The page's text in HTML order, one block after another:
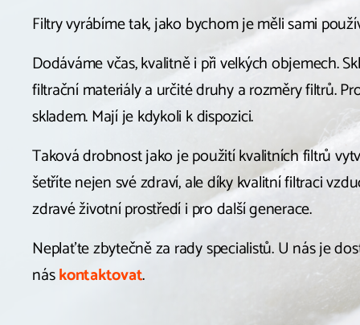
Filtry vyrábíme tak, jako bychom je měli sami
Dodáváme včas, kvalitně i při velkých objemech.
filtrační materiály a určité druhy a rozměry filtrů.
skladem. Mají je kdykoli k dispozici.
Taková drobnost jako je použití kvalitních filtrů
šetříte nejen své zdraví, ale díky kvalitní filtraci
zdravé životní prostředí i pro další generace.
Neplaťte zbytečně za rady specialistů. U nás je
náskontaktovat.